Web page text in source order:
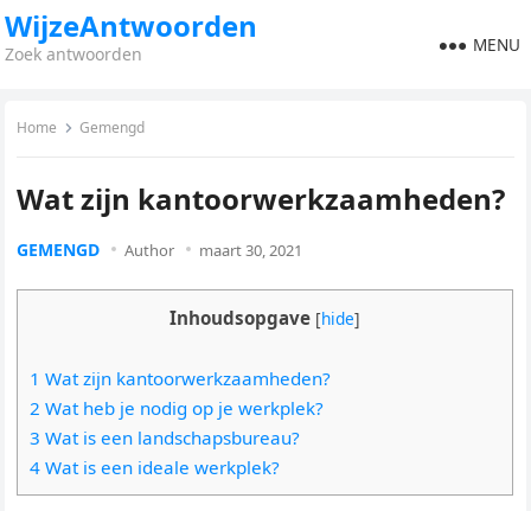
WijzeAntwoorden
Zoek antwoorden MENU
Home Gemengd
Wat zijn kantoorwerkzaamheden?
GEMENGD Author maart 30, 2021
Inhoudsopgave [hide]
1 Wat zijn kantoorwerkzaamheden?
2 Wat heb je nodig op je werkplek?
3 Wat is een landschapsbureau?
4 Wat is een ideale werkplek?